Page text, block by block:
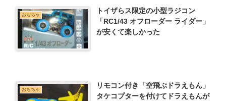
おもちゃ
トイザらス限定の小型ラジコン
「RC1/43 オフローダー ライダー」
が安くて楽しかった
おもちゃ
リモコン付き「空飛ぶドラえもん」
タケコプターを付けてドラえもんが